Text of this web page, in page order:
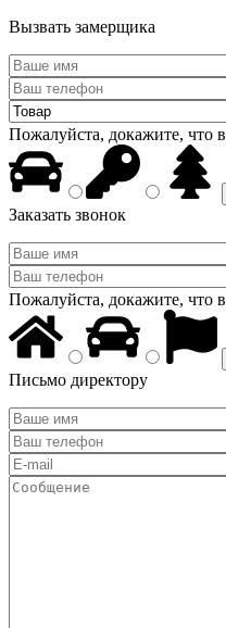
Вызвать замерщика
Пожалуйста, докажите, что
Заказать звонок
Пожалуйста, докажите, что
Письмо директору